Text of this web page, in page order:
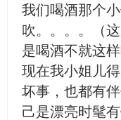
我们喝酒那个
吹。。。。（
是喝酒不就这
现在我小姐儿
坏事，也都有
己是漂亮时髦